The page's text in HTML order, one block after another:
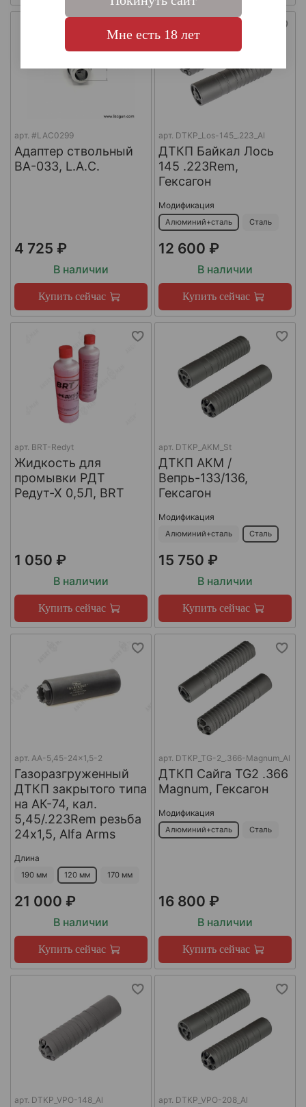
арт. #LAC0299
Адаптер ствольный
BA-033, L.A.C.
4 725 ₽
В наличии
Купить сейчас
арт. DTKP_Los-145_.223_Al
ДТКП Байкал Лось
145 .223Rem,
Гексагон
Модификация
Алюминий+сталь Сталь
12 600 ₽
В наличии
Купить сейчас
арт. BRT-Redyt
Жидкость для
промывки РДТ
Редут-Х 0,5Л, BRT
1 050 ₽
В наличии
Купить сейчас
арт. DTKP_AKM_St
ДТКП АКМ /
Вепрь-133/136,
Гексагон
Модификация
Алюминий+сталь Сталь
15 750 ₽
В наличии
Купить сейчас
арт. AA-5,45-24x1,5-2
Газоразгруженный
ДТКП закрытого типа
на АК-74, кал.
5,45/.223Rem резьба
24х1,5, Alfa Arms
Длина
190 мм 120 мм 170 мм
21 000 ₽
В наличии
Купить сейчас
арт. DTKP_TG-2_.366-Magnum_Al
ДТКП Сайга TG2 .366
Magnum, Гексагон
Модификация
Алюминий+сталь Сталь
16 800 ₽
В наличии
Купить сейчас
арт. DTKP_VPO-148_Al арт. DTKP_VPO-208_Al
Мне есть 18 лет